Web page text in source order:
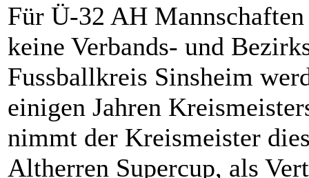
Für Ü-32 AH
keine Verbands- und
Fussballkreis Sinsheim
einigen Jahren
nimmt der Kreismeister
Altherren Supercup, als